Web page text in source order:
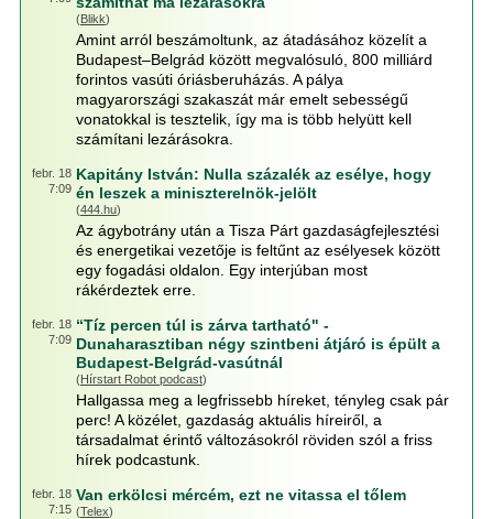
(Blikk)
Amint arról beszámoltunk, az átadásához közelít a
Budapest–Belgrád között megvalósuló, 800 milliárd
forintos vasúti óriásberuházás. A pálya
magyarországi szakaszát már emelt sebességű
vonatokkal is tesztelik, így ma is több helyütt kell
számítani lezárásokra.
febr. 18
7:09
Kapitány István: Nulla százalék az esélye, hogy
én leszek a miniszterelnök-jelölt
(444.hu)
Az ágybotrány után a Tisza Párt gazdaságfejlesztési
és energetikai vezetője is feltűnt az esélyesek között
egy fogadási oldalon. Egy interjúban most
rákérdeztek erre.
febr. 18
7:09
“Tíz percen túl is zárva tartható" -
Dunaharasztiban négy szintbeni átjáró is épült a
Budapest-Belgrád-vasútnál
(Hírstart Robot podcast)
Hallgassa meg a legfrissebb híreket, tényleg csak pár
perc! A közélet, gazdaság aktuális híreiről, a
társadalmat érintő változásokról röviden szól a friss
hírek podcastunk.
febr. 18
7:15
Van erkölcsi mércém, ezt ne vitassa el tőlem
(Telex)